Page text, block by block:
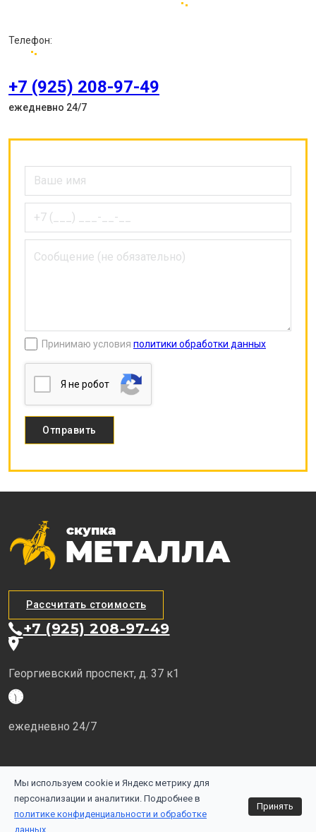
Телефон:
+7 (925) 208-97-49
ежедневно 24/7
Принимаю условия политики обработки данных
Я нe poбoт
Рассчитать стоимость
+7 (925) 208-97-49
Георгиевский проспект, д. 37 к1
ежедневно 24/7
Сайт носит исключительно информационный характер и не является
публичной офертой, определяемой положениями ГК РФ. Для
получения подробной информации и стоимости обращайтесь по
телефону или в наш офис
Мы используем cookie и Яндекс метрику для
персонализации и аналитики. Подробнее в
политике конфиденциальности и обработке
данных
Принять